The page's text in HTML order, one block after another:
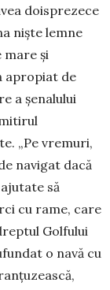
doisprezece
niște lemne
mare și
apro­piat de
a șenalului
„Pe vremuri,
navigat dacă
să
cu rame, care
Golfului
o navă cu